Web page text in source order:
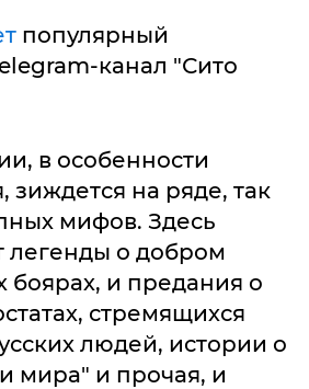
популярный
канал "Сито
в особенности
зиждется на ряде, так
мифов. Здесь
легенды о добром
боярах, и предания о
стремящихся
людей, истории о
мира" и прочая, и